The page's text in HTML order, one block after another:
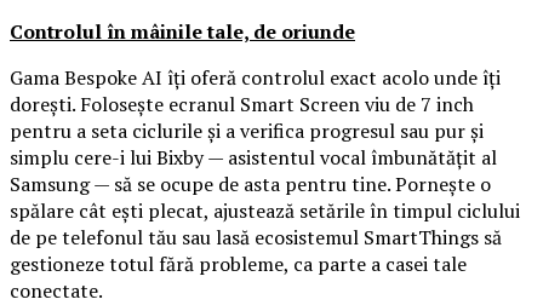
Controlul în mâinile tale, de oriunde
Gama Bespoke AI îți oferă controlul exact acolo unde îți
dorești. Folosește ecranul Smart Screen viu de 7 inch
pentru a seta ciclurile și a verifica progresul sau pur și
simplu cere-i lui Bixby — asistentul vocal îmbunătățit al
Samsung — să se ocupe de asta pentru tine. Pornește o
spălare cât ești plecat, ajustează setările în timpul ciclului
de pe telefonul tău sau lasă ecosistemul SmartThings să
gestioneze totul fără probleme, ca parte a casei tale
conectate.